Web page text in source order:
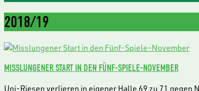
2018/19
MISSLUNGENER START IN DEN FÜNF-SPIELE-NOVEMBER
Uni-Riesen verlieren in eigener Halle 69 zu 71 gegen